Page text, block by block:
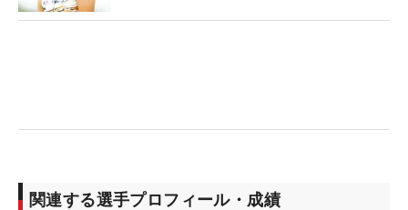
ド権獲得に向けてエンジンをかける。
関連する選手プロフィール・成績